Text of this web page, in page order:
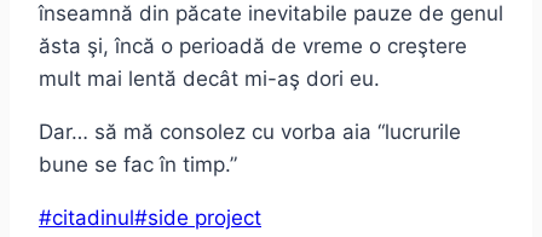
înseamnă din păcate inevitabile pauze de genul
ăsta şi, încă o perioadă de vreme o creştere
mult mai lentă decât mi-aş dori eu.
Dar… să mă consolez cu vorba aia “lucrurile
bune se fac în timp.”
Post
#citadinul#side project